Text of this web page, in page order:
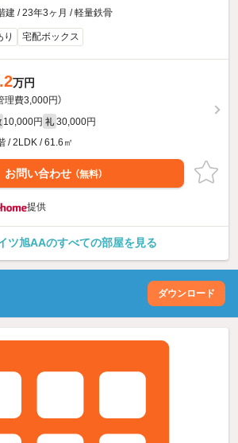
建 / 23年3ヶ月 / 軽量鉄骨
り 宅配ボックス
万円
理費3,000円）
10,000円 礼 30,000円
/ 2LDK / 61.6㎡
お問い合わせ （無料）
提供
ツ旭AAのすべての部屋を見る
ダウンロード